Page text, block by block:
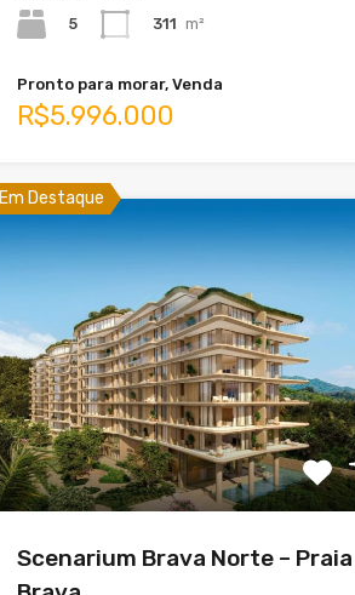
5
311 m²
Pronto para morar, Venda
R$5.996.000
Em Destaque
Scenarium Brava Norte – Praia